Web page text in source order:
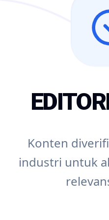
Konten
industri untuk